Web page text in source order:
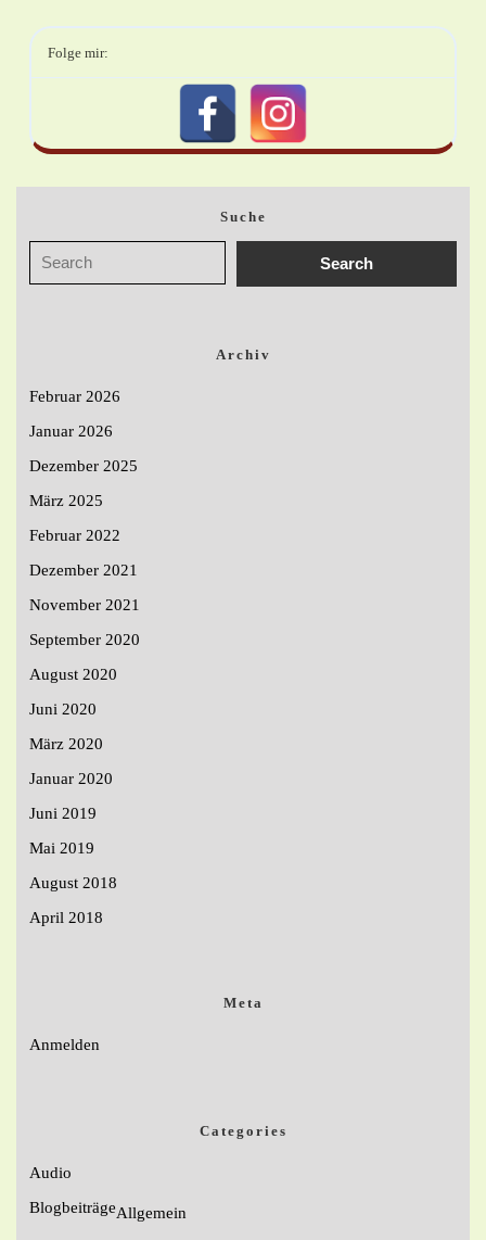
Folge mir:
Suche
Archiv
Februar 2026
Januar 2026
Dezember 2025
März 2025
Februar 2022
Dezember 2021
November 2021
September 2020
August 2020
Juni 2020
März 2020
Januar 2020
Juni 2019
Mai 2019
August 2018
April 2018
Meta
Anmelden
Categories
Audio
BlogbeiträgeAllgemein